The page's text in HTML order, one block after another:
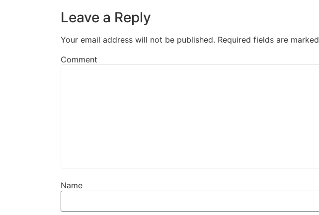
Leave a Reply
Your email address will not be published. Required fields are marked
Comment
Name